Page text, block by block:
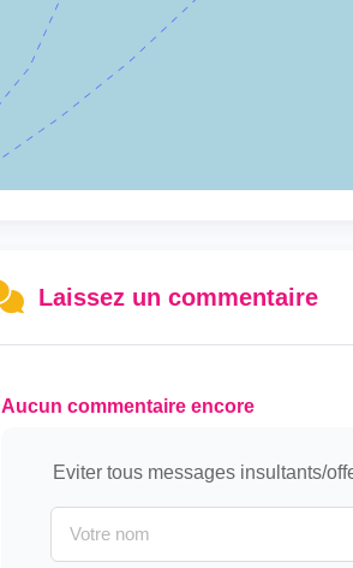
Laissez un commentaire
Aucun commentaire encore
Eviter tous messages insultants/